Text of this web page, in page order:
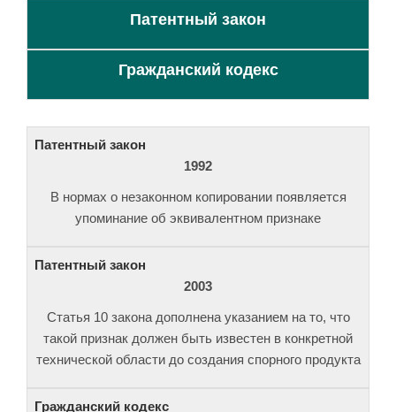
Патентный закон
Гражданский кодекс
1992
В нормах о незаконном копировании появляется
упоминание об эквивалентном признаке
2003
Статья 10 закона дополнена указанием на то, что
такой признак должен быть известен в конкретной
технической области до создания спорного продукта